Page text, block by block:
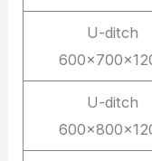
U-ditch
U-ditch